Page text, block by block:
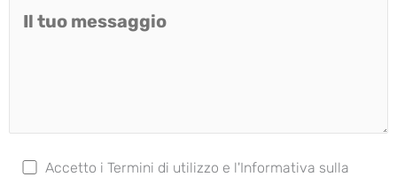
Accetto i Termini di utilizzo e l'Informativa sulla